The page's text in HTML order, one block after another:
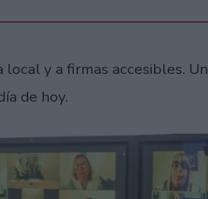
y a firmas accesibles. Un
de hoy.